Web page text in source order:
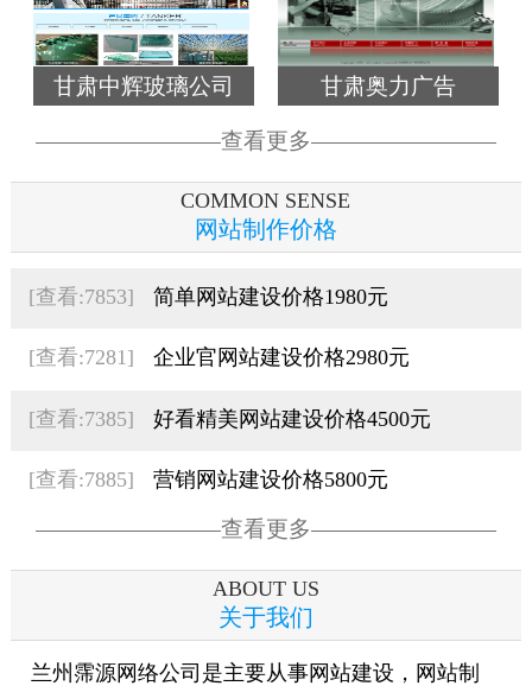
甘肃中辉玻璃公司 甘肃奥力广告
查看更多
COMMON SENSE
网站制作价格
[查看:7853] 简单网站建设价格1980元
[查看:7281] 企业官网站建设价格2980元
[查看:7385] 好看精美网站建设价格4500元
[查看:7885] 营销网站建设价格5800元
查看更多
ABOUT US
关于我们
兰州霈源网络公司是主要从事网站建设，网站制